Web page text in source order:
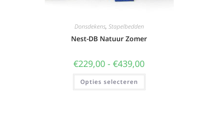
Donsdekens, Stapelbedden
Nest-DB Natuur Zomer
€229,00 - €439,00
Opties selecteren